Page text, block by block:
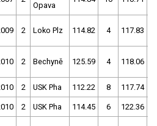
Opava
2 Loko Plz 114.82 4 117.83
2 Bechyně 125.59 4 118.06
2 USK Pha 112.22 8 117.74
2 USK Pha 114.45 6 122.36